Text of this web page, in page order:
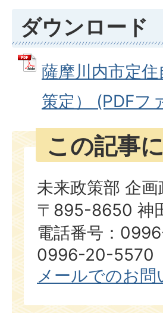
ダウンロード
薩摩川内市定
策定） (PDFフ
この記事
未来政策部 企
〒895-8650 神
電話番号：
0996-20-5570
メールでのお問